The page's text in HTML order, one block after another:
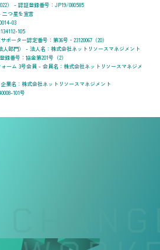
） - 認証登録番号：JP19/080585
つ星を宣言
03
105
ーター認定番号：第36号‐23120067（20）
人部門） - 法人名：株式会社ネットリソースマネジメント
番号：協金第201号（2）
ーム 3号会員 - 会員名：株式会社ネットリソースマネジメ
業名：株式会社ネットリソースマネジメント
101号